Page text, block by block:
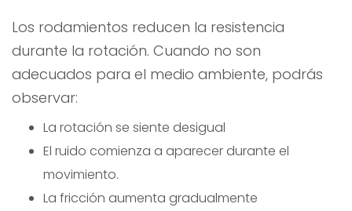
Los rodamientos reducen la resistencia
durante la rotación. Cuando no son
adecuados para el medio ambiente, podrás
observar:
La rotación se siente desigual
El ruido comienza a aparecer durante el
movimiento.
La fricción aumenta gradualmente